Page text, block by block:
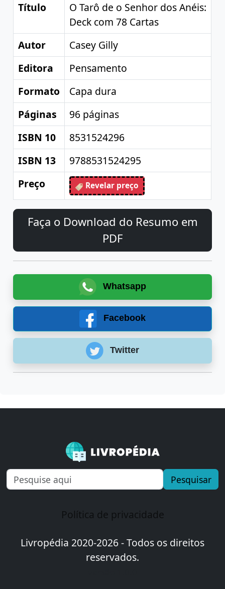
Título
O Tarô de o Senhor dos Anéis:
Deck com 78 Cartas
Autor
Casey Gilly
Editora
Pensamento
Formato
Capa dura
Páginas
96 páginas
ISBN 10
8531524296
ISBN 13
9788531524295
Preço
Revelar preço
Faça o Download do Resumo em
PDF
Whatsapp
Facebook
Twitter
Pesquisar
Política de privacidade
Livropédia 2020-2026 - Todos os direitos
reservados.